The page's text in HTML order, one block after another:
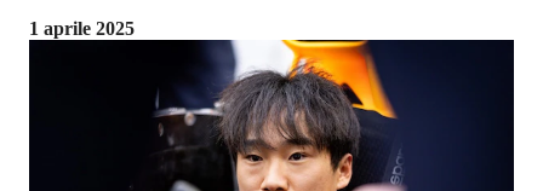
1 aprile 2025